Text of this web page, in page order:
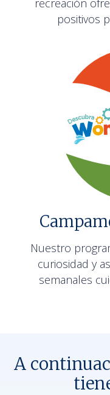
recreación
positivos
Nuestro
curiosidad y
semanales
A